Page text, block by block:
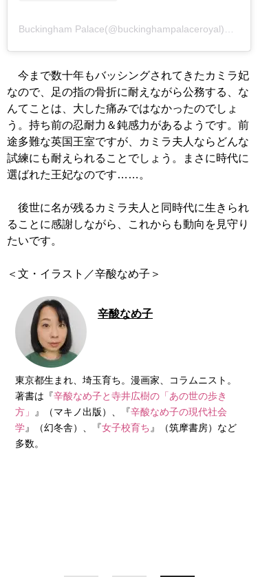
Buckingham Palace(@buckinghampalaceroyal)がシェアした投稿
今まで数十年もバッシングされてきたカミラ妃
なので、足の指の骨折に耐えながら公務する、な
んてことは、大した痛みではなかったのでしょ
う。持ち前の忍耐力＆鈍感力があるようです。前
途多難な英国王室ですが、カミラ夫人ならどんな
試練にも耐えられることでしょう。まさに時代に
選ばれた王妃なのです……。
後世に名が残るカミラ夫人と同時代に生きられ
ることに感謝しながら、これからも動向を見守り
たいです。
＜文・イラスト／辛酸なめ子＞
辛酸なめ子
東京都生まれ、埼玉育ち。漫画家、コラムニスト。
著書は『辛酸なめ子と寺井広樹の「あの世の歩き
方」 』（マキノ出版）、『辛酸なめ子の現代社会
学』（幻冬舎）、『女子校育ち』（筑摩書房）など
多数。